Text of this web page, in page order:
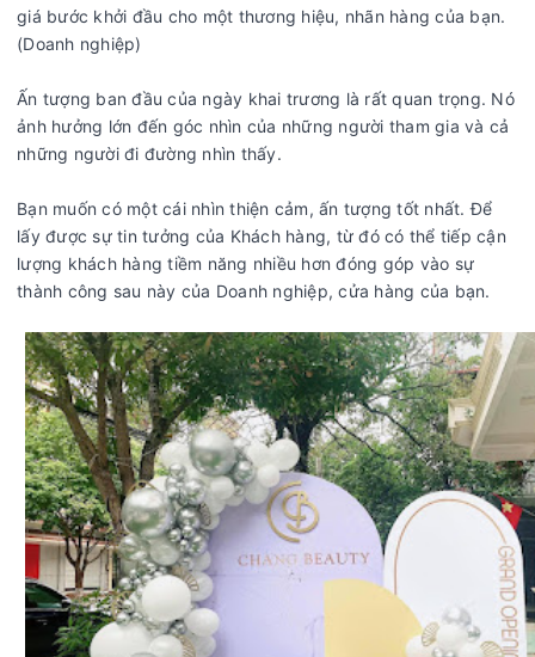
giá bước khởi đầu cho một thương hiệu, nhãn hàng của bạn.
(Doanh nghiệp)
Ấn tượng ban đầu của ngày khai trương là rất quan trọng. Nó
ảnh hưởng lớn đến góc nhìn của những người tham gia và cả
những người đi đường nhìn thấy.
Bạn muốn có một cái nhìn thiện cảm, ấn tượng tốt nhất. Để
lấy được sự tin tưởng của Khách hàng, từ đó có thể tiếp cận
lượng khách hàng tiềm năng nhiều hơn đóng góp vào sự
thành công sau này của Doanh nghiệp, cửa hàng của bạn.